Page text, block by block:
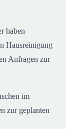
haben
Hausreinigung
Anfragen zur
im
zur geplanten